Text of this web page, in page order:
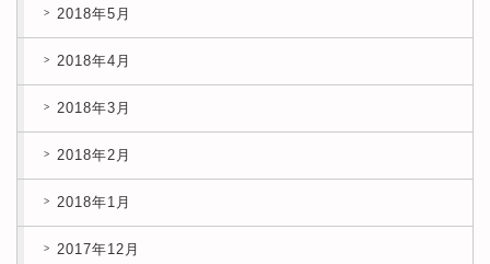
2018年5月
2018年4月
2018年3月
2018年2月
2018年1月
2017年12月